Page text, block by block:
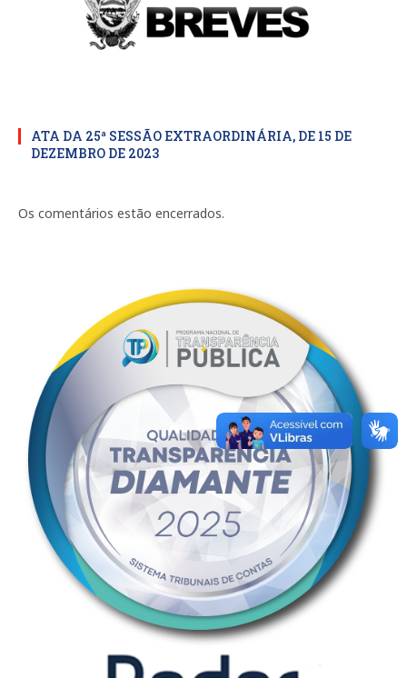
ATA DA 25ª SESSÃO EXTRAORDINÁRIA, DE 15 DE
DEZEMBRO DE 2023
Os comentários estão encerrados.